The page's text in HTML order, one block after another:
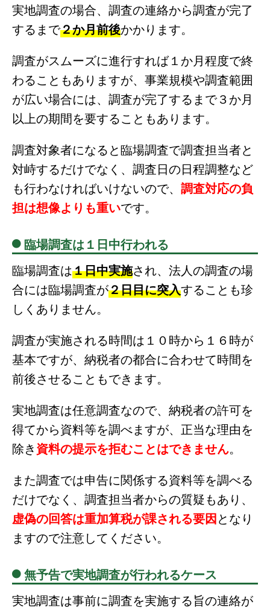
実地調査の場合、調査の連絡から調査が完了
するまで２か月前後かかります。
調査がスムーズに進行すれば１か月程度で終
わることもありますが、事業規模や調査範囲
が広い場合には、調査が完了するまで３か月
以上の期間を要することもあります。
調査対象者になると臨場調査で調査担当者と
対峙するだけでなく、調査日の日程調整など
も行わなければいけないので、 調査対応の負
担は想像よりも重いです。
臨場調査は１日中行われる
臨場調査は１日中実施され、法人の調査の場
合には臨場調査が２日目に突入することも珍
しくありません。
調査が実施される時間は１０時から１６時が
基本ですが、納税者の都合に合わせて時間を
前後させることもできます。
実地調査は任意調査なので、納税者の許可を
得てから資料等を調べますが、正当な理由を
除き資料の提示を拒むことはできません。
また調査では申告に関係する資料等を調べる
だけでなく、調査担当者からの質疑もあり、
虚偽の回答は重加算税が課される要因となり
ますので注意してください。
無予告で実地調査が行われるケース
実地調査は事前に調査を実施する旨の連絡が